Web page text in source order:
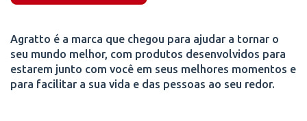
Agratto é a marca que chegou para ajudar a tornar o
seu mundo melhor, com produtos desenvolvidos para
estarem junto com você em seus melhores momentos e
para facilitar a sua vida e das pessoas ao seu redor.